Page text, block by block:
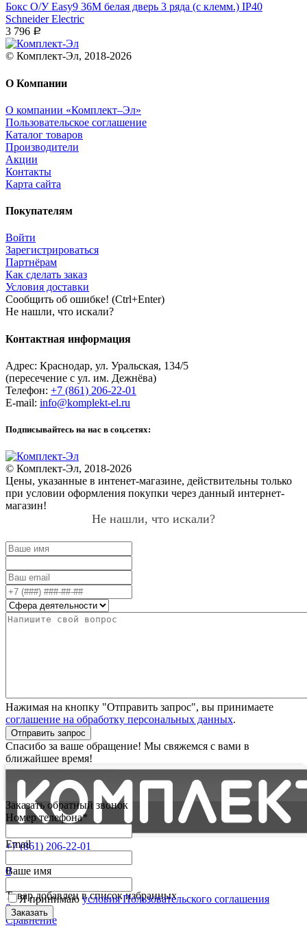
Бокс О/У Easy9 36М белая дверь 3 ряда (с клемм.) IP40
Schneider Electric
3 796 Р
© Комплект-Эл, 2018-2026
О Компании
О компании «Комплект–Эл»
Пользовательское соглашение
Каталог товаров
Производители
Акции
Контакты
Карта сайта
Покупателям
Войти
Зарегистрироваться
Партнёрам
Как сделать заказ
Условия доставки
Сообщить об ошибке! (Ctrl+Enter)
Не нашли, что искали?
Контактная информация
Адрес: Краснодар, ул. Уральская, 134/5
(пересечение с ул. им. Дежнёва)
Телефон: +7 (861) 206-22-01
E-mail: info@komplekt-el.ru
Подписывайтесь на нас в соц.сетях:
© Комплект-Эл, 2018-2026
Цены, указанные в интенет-магазине, действительны только
при условии оформления покупки через данный интернет-
магазин!
Не нашли, что искали?
Нажимая на кнопку "Отправить запрос", вы принимаете
соглашение на обработку персональных данных.
Отправить запрос
Спасибо за ваше обращение! Мы свяжемся с вами в
ближайшее время!
+7 (861) 206-22-01
0
Товар добавлен в список избранных
0
Сравнение
Заказать обратный звонок
Номер телефона*
Email
Ваше имя
Я принимаюусловия Пользовательского соглашения